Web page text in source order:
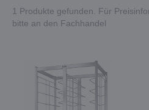
1 Produkte gefunden. Für
bitte an den Fachhandel